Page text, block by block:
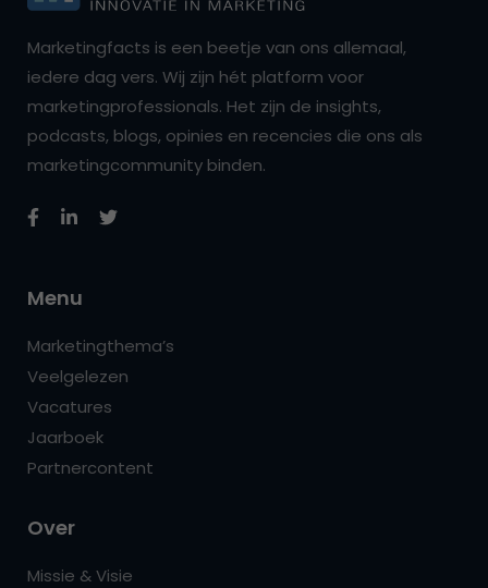
Marketingfacts is een beetje van ons allemaal,
iedere dag vers. Wij zijn hét platform voor
marketingprofessionals. Het zijn de insights,
podcasts, blogs, opinies en recencies die ons als
marketingcommunity binden.
Menu
Marketingthema’s
Veelgelezen
Vacatures
Jaarboek
Partnercontent
Over
Missie & Visie